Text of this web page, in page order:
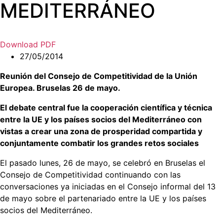
MEDITERRÁNEO
Download PDF
27/05/2014
Reunión del Consejo de Competitividad de la Unión
Europea. Bruselas 26 de mayo.
El debate central fue la cooperación científica y técnica
entre la UE y los países socios del Mediterráneo con
vistas a crear una zona de prosperidad compartida y
conjuntamente combatir los grandes retos sociales
El pasado lunes, 26 de mayo, se celebró en Bruselas el
Consejo de Competitividad continuando con las
conversaciones ya iniciadas en el Consejo informal del 13
de mayo sobre el partenariado entre la UE y los países
socios del Mediterráneo.